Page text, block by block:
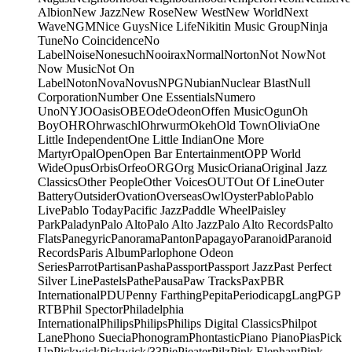
AlbionNew JazzNew RoseNew WestNew WorldNext
WaveNGMNice GuysNice LifeNikitin Music GroupNinja
TuneNo CoincidenceNo
LabelNoiseNonesuchNooiraxNormalNortonNot NowNot
Now MusicNot On
LabelNotonNovaNovusNPGNubianNuclear BlastNull
CorporationNumber One EssentialsNumero
UnoNYJOOasisOBEOdeOdeonOffen MusicOgunOh
BoyOHROhrwaschlOhrwurmOkehOld TownOliviaOne
Little IndependentOne Little IndianOne More
MartyrOpalOpenOpen Bar EntertainmentOPP World
WideOpusOrbisOrfeoORGOrg MusicOrianaOriginal Jazz
ClassicsOther PeopleOther VoicesOUTOut Of LineOuter
BatteryOutsiderOvationOverseasOwlOysterPabloPablo
LivePablo TodayPacific JazzPaddle WheelPaisley
ParkPaladynPalo AltoPalo Alto JazzPalo Alto RecordsPalto
FlatsPanegyricPanoramaPantonPapagayoParanoidParanoid
RecordsParis AlbumParlophone Odeon
SeriesParrotPartisanPashaPassportPassport JazzPast Perfect
Silver LinePastelsPathePausaPaw TracksPaxPBR
InternationalPDUPenny FarthingPepitaPeriodicapgLangPGP
RTBPhil SpectorPhiladelphia
InternationalPhilipsPhilipsPhilips Digital ClassicsPhilpot
LanePhono SueciaPhonogramPhontasticPiano PianoPiasPick